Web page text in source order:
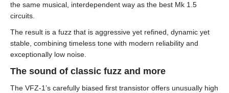
the same musical, interdependent way as the best Mk 1.5
circuits.
The result is a fuzz that is aggressive yet refined, dynamic yet
stable, combining timeless tone with modern reliability and
exceptionally low noise.
The sound of classic fuzz and more
The VFZ-1’s carefully biased first transistor offers unusually high